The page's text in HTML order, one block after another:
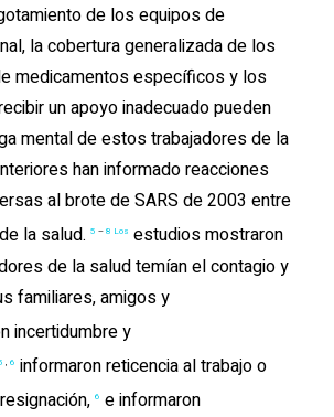
de los equipos de
la cobertura generalizada de los
medicamentos específicos y los
un apoyo inadecuado pueden
mental de estos trabajadores de la
han informado reacciones
al brote de SARS de 2003 entre
la salud. 5 –8 Los estudios mostraron
de la salud temían el contagio y
familiares, amigos y
incertidumbre y
, 6 informaron reticencia al trabajo o
6 e informaron